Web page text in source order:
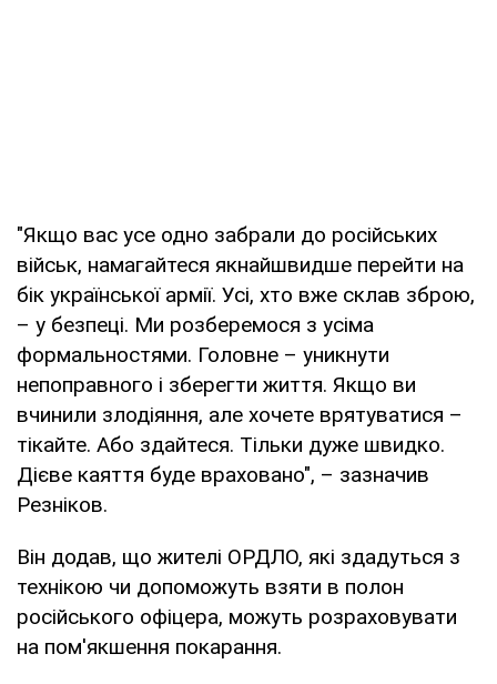
"Якщо вас усе одно забрали до російських
військ, намагайтеся якнайшвидше перейти на
бік української армії. Усі, хто вже склав зброю,
– у безпеці. Ми розберемося з усіма
формальностями. Головне – уникнути
непоправного і зберегти життя. Якщо ви
вчинили злодіяння, але хочете врятуватися –
тікайте. Або здайтеся. Тільки дуже швидко.
Дієве каяття буде враховано", – зазначив
Резніков.
Він додав, що жителі ОРДЛО, які здадуться з
технікою чи допоможуть взяти в полон
російського офіцера, можуть розраховувати
на пом'якшення покарання.